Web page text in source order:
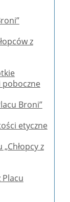
z
poboczne
Broni”
etyczne
z
Placu